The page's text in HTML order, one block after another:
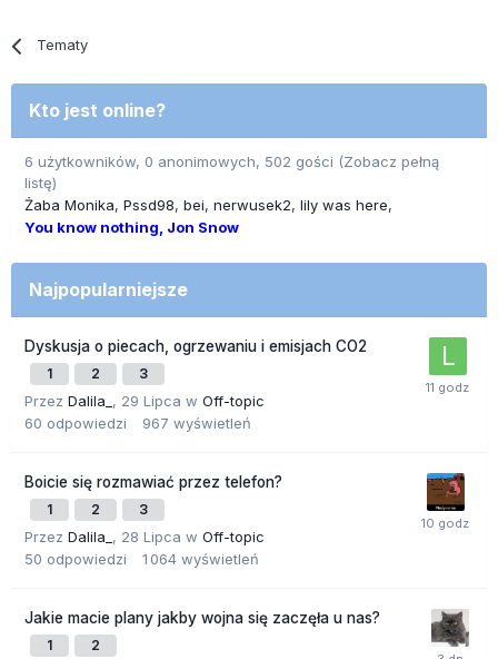
Tematy
Kto jest online?
6 użytkowników, 0 anonimowych, 502 gości (Zobacz pełną
listę)
Żaba Monika Pssd98 bei nerwusek2 lily was here
You know nothing, Jon Snow
Najpopularniejsze
Dyskusja o piecach, ogrzewaniu i emisjach CO2
1 2 3
Przez Dalila_ , 29 Lipca w Off-topic
60 odpowiedzi 967 wyświetleń
Boicie się rozmawiać przez telefon?
1 2 3
Przez Dalila_ , 28 Lipca w Off-topic
50 odpowiedzi 1 064 wyświetleń
Jakie macie plany jakby wojna się zaczęła u nas?
1 2